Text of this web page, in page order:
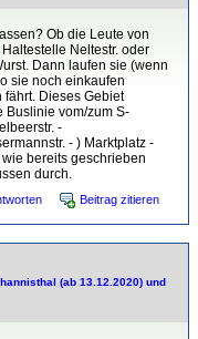
Ob die Leute von
Neltestr. oder
Dann laufen sie (wenn
sie noch einkaufen
Dieses Gebiet
Buslinie vom/zum S-
-
- ) Marktplatz -
bereits geschrieben
durch.
Beitrag zitieren
(ab 13.12.2020) und